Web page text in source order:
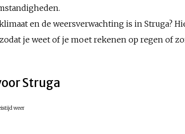
en de weersverwachting is in Struga?
je weet of je moet rekenen op regen of
Struga
weer